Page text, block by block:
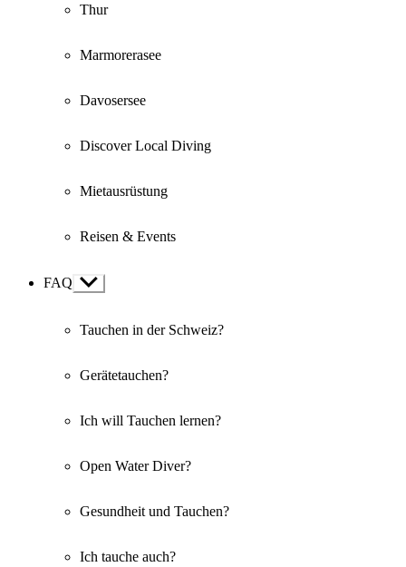
Thur
Marmorerasee
Davosersee
Discover Local Diving
Mietausrüstung
Reisen & Events
FAQ Show
sub
Tauchen in der Schweiz?
Gerätetauchen?
Ich will Tauchen lernen?
Open Water Diver?
Gesundheit und Tauchen?
Ich tauche auch?